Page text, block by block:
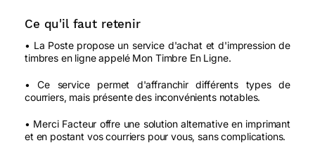
Ce qu'il faut retenir
• La Poste propose un service d'achat et d'impression de
timbres en ligne appelé Mon Timbre En Ligne.
• Ce service permet d'affranchir différents types de
courriers, mais présente des inconvénients notables.
• Merci Facteur offre une solution alternative en imprimant
et en postant vos courriers pour vous, sans complications.